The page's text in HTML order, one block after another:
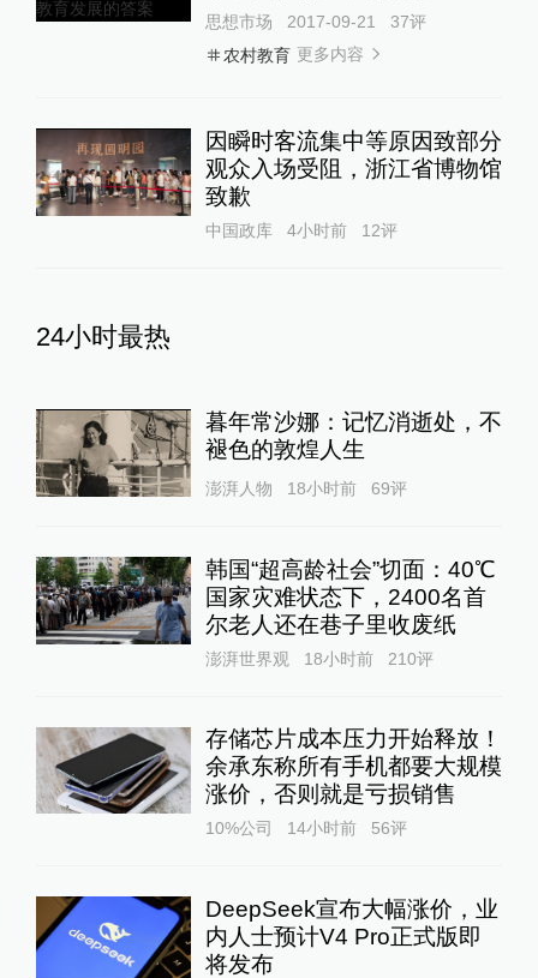
思想市场 2017-09-21 37评
农村教育 更多内容
因瞬时客流集中等原因致部分
观众入场受阻，浙江省博物馆
致歉
中国政库 4小时前 12评
24小时最热
暮年常沙娜：记忆消逝处，不
褪色的敦煌人生
澎湃人物 18小时前 69评
韩国“超高龄社会”切面：40℃
国家灾难状态下，2400名首
尔老人还在巷子里收废纸
澎湃世界观 18小时前 210评
存储芯片成本压力开始释放！
余承东称所有手机都要大规模
涨价，否则就是亏损销售
10%公司 14小时前 56评
DeepSeek宣布大幅涨价，业
内人士预计V4 Pro正式版即
将发布